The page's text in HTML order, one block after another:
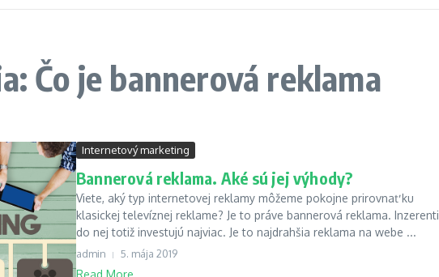
Čo je bannerová reklama
Internetový marketing
Bannerová reklama. Aké sú jej výhody?
Viete, aký typ internetovej reklamy môžeme pokojne prirovnať ku
klasickej televíznej reklame? Je to práve bannerová reklama. Inzerenti
do nej totiž investujú najviac. Je to najdrahšia reklama na webe ...
admin 5. mája 2019
Read More